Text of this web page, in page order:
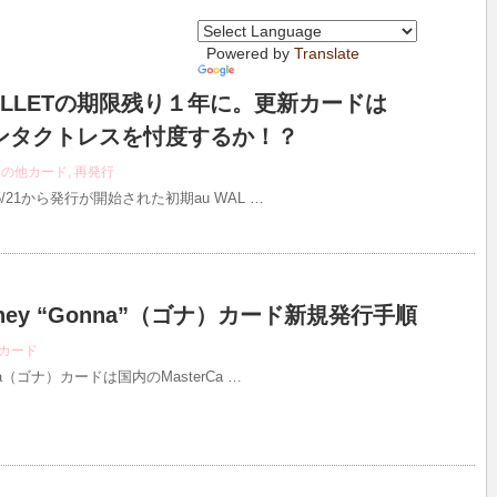
Powered by Translate
の期限残り１年に。更新カードは
クトレスを忖度するか！？
他カード , 再発行
21から発行が開始された初期au WAL …
“Gonna”（ゴナ）カード新規発行手順
ード
ゴナ）カードは国内のMasterCa …